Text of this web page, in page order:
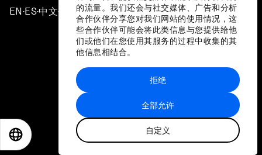
的流量。我们还会与社交媒体、广告和分析
合作伙伴分享您对我们网站的使用情况，这
些合作伙伴可能会将此类信息与您提供给他
们或他们在您使用其服务的过程中收集的其
他信息相结合。
全部允许
自定义
拒绝
EN ▪ ES▪中文▪ 日本語
站点地图
世界经济论坛